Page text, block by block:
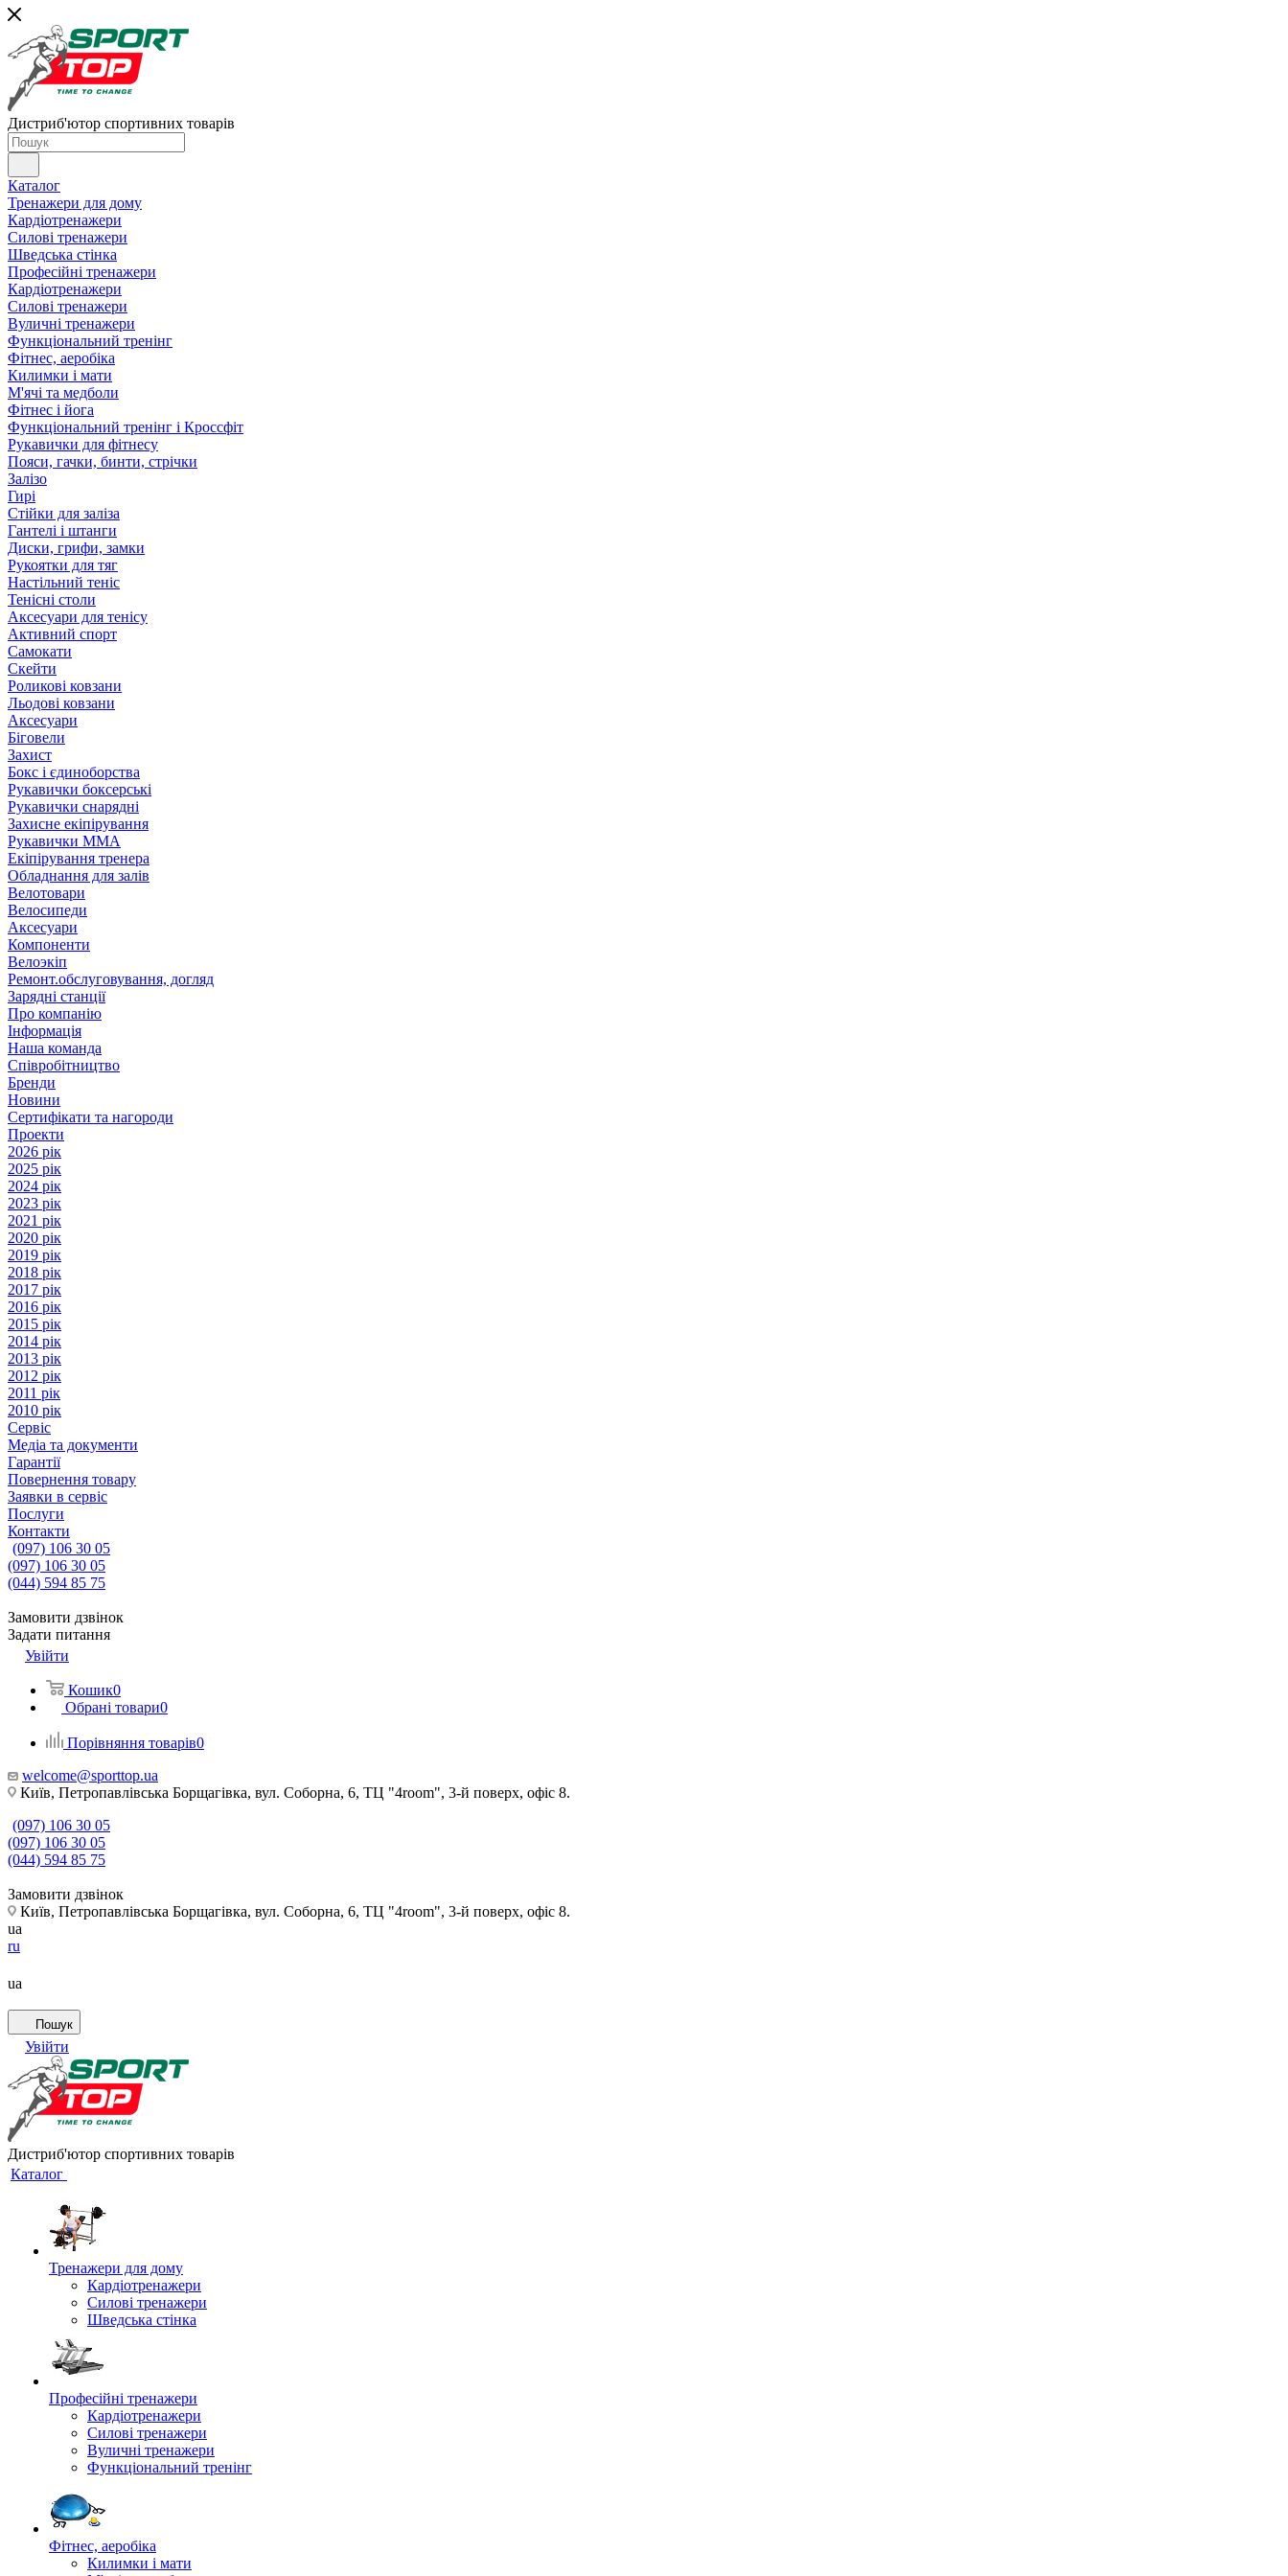
Дистриб'ютор спортивних товарів
Каталог
Тренажери для дому
Кардіотренажери
Силові тренажери
Шведська стінка
Професійні тренажери
Кардіотренажери
Силові тренажери
Вуличні тренажери
Функціональний тренінг
Фітнес, аеробіка
Килимки і мати
М'ячі та медболи
Фітнес і йога
Функціональний тренінг і Кроссфіт
Рукавички для фітнесу
Пояси, гачки, бинти, стрічки
Залізо
Гирі
Стійки для заліза
Гантелі і штанги
Диски, грифи, замки
Рукоятки для тяг
Настільний теніс
Тенісні столи
Аксесуари для тенісу
Активний спорт
Самокати
Скейти
Роликові ковзани
Льодові ковзани
Аксесуари
Біговели
Захист
Бокс і єдиноборства
Рукавички боксерські
Рукавички снарядні
Захисне екіпірування
Рукавички ММА
Екіпірування тренера
Обладнання для залів
Велотовари
Велосипеди
Аксесуари
Компоненти
Велоэкіп
Ремонт.обслуговування, догляд
Зарядні станції
Про компанію
Інформація
Наша команда
Співробітництво
Бренди
Новини
Сертифікати та нагороди
Проекти
2026 рік
2025 рік
2024 рік
2023 рік
2021 рік
2020 рік
2019 рік
2018 рік
2017 рік
2016 рік
2015 рік
2014 рік
2013 рік
2012 рік
2011 рік
2010 рік
Сервіс
Медіа та документи
Гарантії
Повернення товару
Заявки в сервіс
Послуги
Контакти
(097) 106 30 05
(097) 106 30 05
(044) 594 85 75
Замовити дзвінок
Задати питання
Увійти
Кошик0
Обрані товари0
Порівняння товарів0
welcome@sporttop.ua
Київ, Петропавлівська Борщагівка, вул. Соборна, 6, ТЦ "4room", 3-й поверх, офіс 8.
(097) 106 30 05
(097) 106 30 05
(044) 594 85 75
Замовити дзвінок
Київ, Петропавлівська Борщагівка, вул. Соборна, 6, ТЦ "4room", 3-й поверх, офіс 8.
ua
ru
ua
Пошук
Увійти
Дистриб'ютор спортивних товарів
Каталог
Тренажери для дому
Кардіотренажери
Силові тренажери
Шведська стінка
Професійні тренажери
Кардіотренажери
Силові тренажери
Вуличні тренажери
Функціональний тренінг
Фітнес, аеробіка
Килимки і мати